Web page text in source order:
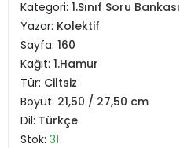
Kategori: 1.Sınıf Soru Bankası
Yazar: Kolektif
Sayfa: 160
Kağıt: 1.Hamur
Tür: Ciltsiz
Boyut: 21,50 / 27,50 cm
Dil: Türkçe
Stok: 31